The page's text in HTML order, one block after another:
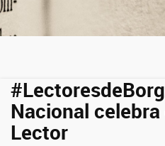
Nacional celebra
Lector